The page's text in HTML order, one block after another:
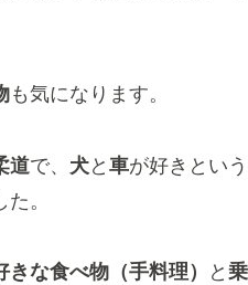
も気になります。
道で、 犬と 車が好きとい
。
な食べ物（手料理） と